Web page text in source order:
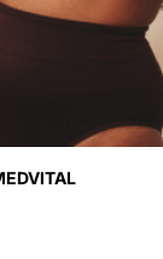
+ hasta 3 cuotas sin
piel que se ve tan bien
turno ahora y asegura tu